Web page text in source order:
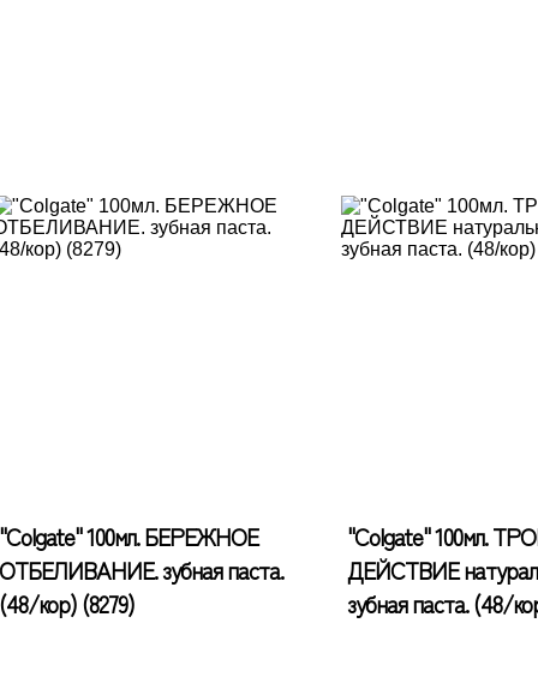
"Colgate" 100мл. БЕРЕЖНОЕ
ОТБЕЛИВАНИЕ. зубная паста.
(48/кор) (8279)
"Colgate" 100мл.
ДЕЙСТВИЕ
зубная паста. (48/